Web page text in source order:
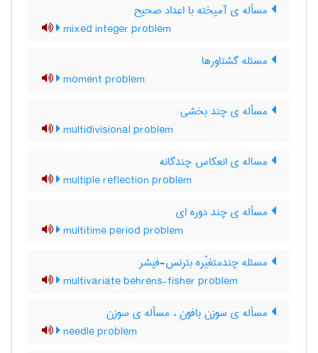
مسأله ی آمیخته با اعداد صحیح
mixed integer problem
مسئله گشتاورها
moment problem
مسأله ی چند بخشی
multidivisional problem
مساله ی انعکاس چندگانه
multiple reflection problem
مسأله ی چند دوره ای
multitime period problem
مسئله چندمتغیّره بئرنس-فیشر
multivariate behrens-fisher problem
مسأله ی سوزن بافون ، مسأله ی سوزن
needle problem